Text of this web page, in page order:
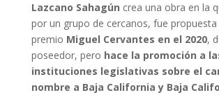
Lazcano Sahagún crea una obra en la
por un grupo de cercanos, fue propuesta
premio Miguel Cervantes en el 2020,
poseedor, pero hace la promoción a
instituciones legislativas sobre el
nombre a Baja California y Baja